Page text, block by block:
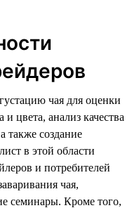
чая для оценки
цвета, анализ качества
также создание
в этой области
и потребителей
чая,
семинары. Кроме того,